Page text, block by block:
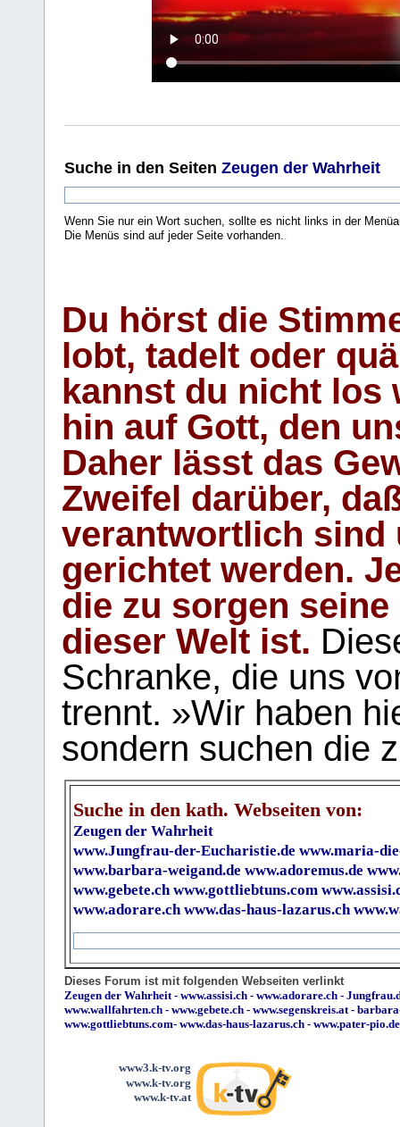
Suche in den Seiten Zeugen der Wahrheit
Wenn Sie nur ein Wort suchen, sollte es nicht links in der
Die Menüs sind auf jeder Seite vorhanden..
Du hörst die
lobt, tadelt oder
kannst du nicht los
hin auf Gott, den
Daher lässt das
Zweifel darüber,
verantwortlich sind
gerichtet werden.
die zu sorgen
dieser Welt ist.
Schranke, die uns
trennt. »Wir haben
sondern suchen die
Suche in den kath. Webseiten von:
Zeugen der Wahrheit
www.Jungfrau-der-Eucharistie.de www.maria-
www.barbara-weigand.de www.adoremus.de
www.gebete.ch www.gottliebtuns.com
www.adorare.ch www.das-haus-lazarus.ch
Dieses Forum ist mit folgenden Webseiten verlinkt
Zeugen der Wahrheit- www.assisi.ch - www.adorare.ch -
www.wallfahrten.ch - www.gebete.ch - www.segenskreis.at-
www.gottliebtuns.com- www.das-haus-lazarus.ch - www.pater-pio.de
www3.k-tv.org
www.k-tv.org
www.k-tv.at